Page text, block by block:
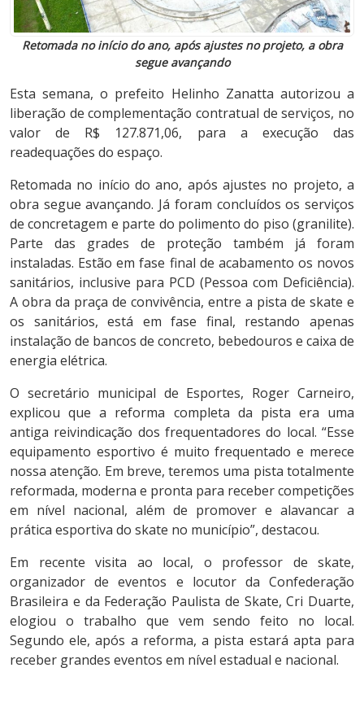
Retomada no início do ano, após ajustes no projeto, a obra
segue avançando
Esta semana, o prefeito Helinho Zanatta autorizou a
liberação de complementação contratual de serviços, no
valor de R$ 127.871,06, para a execução das
readequações do espaço.
Retomada no início do ano, após ajustes no projeto, a
obra segue avançando. Já foram concluídos os serviços
de concretagem e parte do polimento do piso (granilite).
Parte das grades de proteção também já foram
instaladas. Estão em fase final de acabamento os novos
sanitários, inclusive para PCD (Pessoa com Deficiência).
A obra da praça de convivência, entre a pista de skate e
os sanitários, está em fase final, restando apenas
instalação de bancos de concreto, bebedouros e caixa de
energia elétrica.
O secretário municipal de Esportes, Roger Carneiro,
explicou que a reforma completa da pista era uma
antiga reivindicação dos frequentadores do local. “Esse
equipamento esportivo é muito frequentado e merece
nossa atenção. Em breve, teremos uma pista totalmente
reformada, moderna e pronta para receber competições
em nível nacional, além de promover e alavancar a
prática esportiva do skate no município”, destacou.
Em recente visita ao local, o professor de skate,
organizador de eventos e locutor da Confederação
Brasileira e da Federação Paulista de Skate, Cri Duarte,
elogiou o trabalho que vem sendo feito no local.
Segundo ele, após a reforma, a pista estará apta para
receber grandes eventos em nível estadual e nacional.